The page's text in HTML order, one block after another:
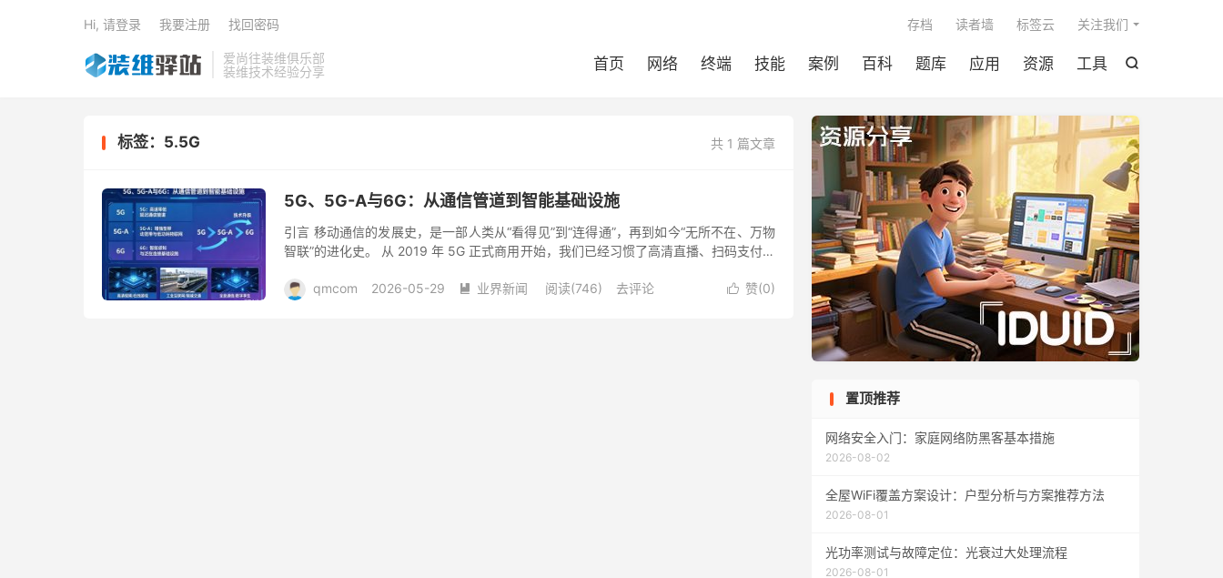
爱尚往装维俱乐部
装维技术经验分享

首页 网络 终端 技能 案例 百科 题库 应用 资源 工具
存档 读者墙 标签云 关注我们
Hi, 请登录 我要注册 找回密码
共 1 篇文章
标签：5.5G
5G、5G-A与6G：从通信管道到智能基础设施
引言 移动通信的发展史，是一部人类从“看得见”到“连得通”，再到如今“无所不在、万物
智联”的进化史。 从 2019 年 5G 正式商用开始，我们已经习惯了高清直播、扫码支付和
 赞(0)
qmcom 2026-05-29  业界新闻 阅读(746) 去评论
置顶推荐
网络安全入门：家庭网络防黑客基本措施
2026-08-02
全屋WiFi覆盖方案设计：户型分析与方案推荐方法
2026-08-01
光功率测试与故障定位：光衰过大处理流程
2026-08-01